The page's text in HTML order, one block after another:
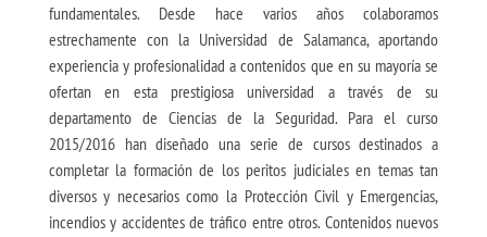
fundamentales. Desde hace varios años colaboramos
estrechamente con la Universidad de Salamanca, aportando
experiencia y profesionalidad a contenidos que en su mayoría se
ofertan en esta prestigiosa universidad a través de su
departamento de Ciencias de la Seguridad. Para el curso
2015/2016 han diseñado una serie de cursos destinados a
completar la formación de los peritos judiciales en temas tan
diversos y necesarios como la Protección Civil y Emergencias,
incendios y accidentes de tráfico entre otros. Contenidos nuevos